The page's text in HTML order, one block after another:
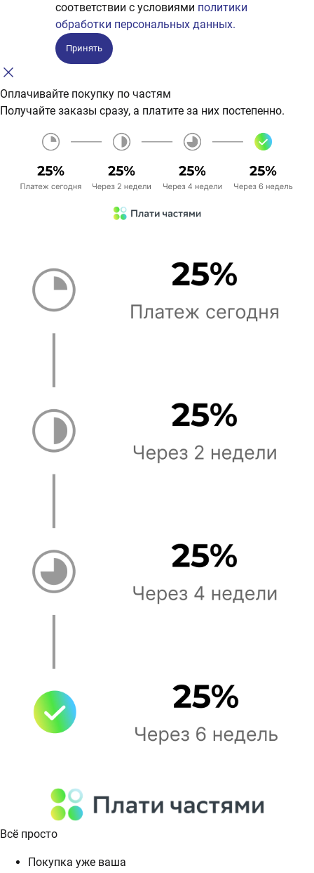
соответствии с условиями политики
обработки персональных данных.
Принять
Оплачивайте покупку по частям
Получайте заказы сразу, а платите за них постепенно.
Всё просто
Покупка уже ваша